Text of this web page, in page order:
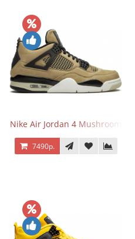
Nike Air Jordan 4 Mushroom
7490р.